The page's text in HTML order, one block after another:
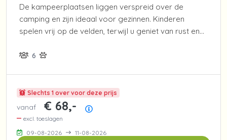
De kampeerplaatsen liggen verspreid over de
camping en zijn ideaal voor gezinnen. Kinderen
spelen vrij op de velden, terwijl u geniet van rust en
6
Slechts 1 over voor deze prijs
vanaf € 68,-
excl. toeslagen
09-08-2026
11-08-2026